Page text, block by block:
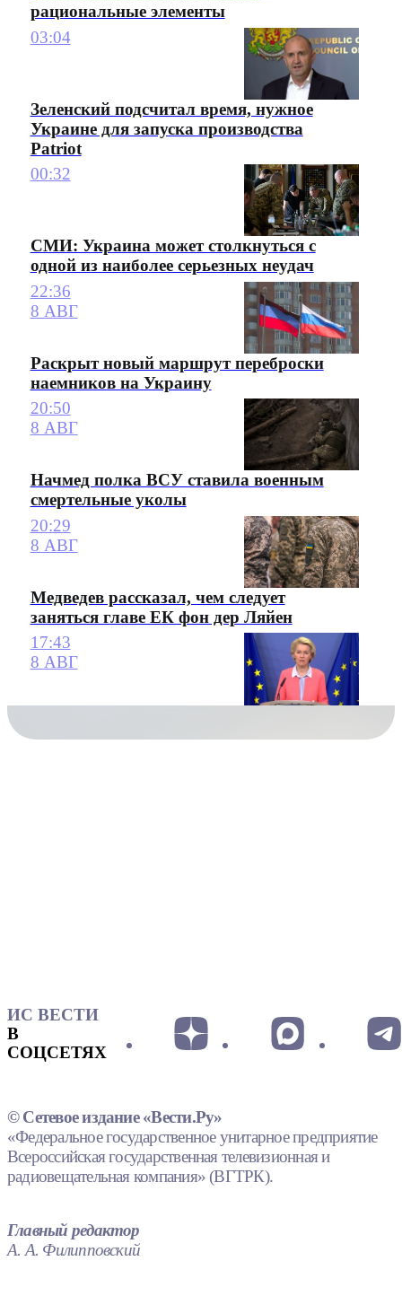
рациональные элементы
03:04
Зеленский подсчитал время, нужное
Украине для запуска производства
Patriot
00:32
СМИ: Украина может столкнуться с
одной из наиболее серьезных неудач
22:36
8 АВГ
Раскрыт новый маршрут переброски
наемников на Украину
20:50
8 АВГ
Начмед полка ВСУ ставила военным
смертельные уколы
20:29
8 АВГ
Медведев рассказал, чем следует
заняться главе ЕК фон дер Ляйен
17:43
8 АВГ
ИС ВЕСТИ
В
СОЦСЕТЯХ
© Сетевое издание «Вести.Ру»
«Федеральное государственное унитарное предприятие
Всероссийская государственная телевизионная и
радиовещательная компания» (ВГТРК).
Главный редактор
А. А. Филипповский